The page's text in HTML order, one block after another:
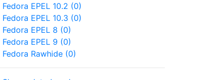
Fedora EPEL 10.2 (0)
Fedora EPEL 10.3 (0)
Fedora EPEL 8 (0)
Fedora EPEL 9 (0)
Fedora Rawhide (0)